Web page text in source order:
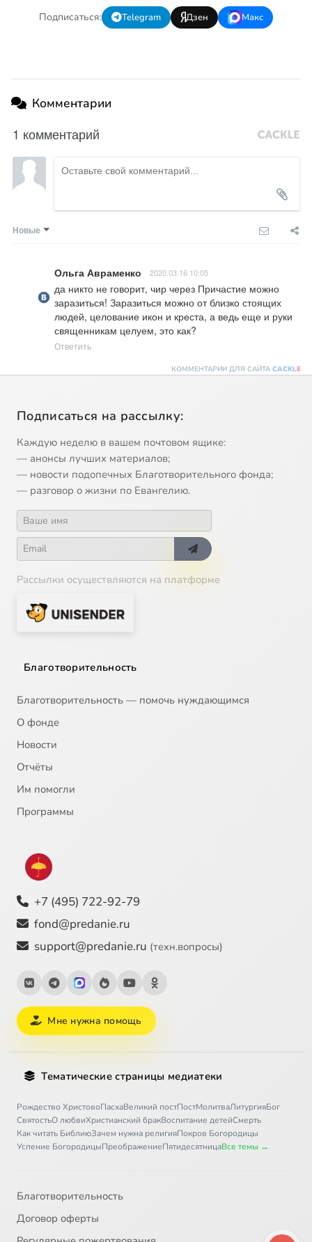
Подписаться: Telegram Дзен Макс
Комментарии
1 комментарий
Новые
Ольга Авраменко 2020.03.16 10:05
да никто не говорит, чир через Причастие можно
заразиться! Заразиться можно от близко стоящих
людей, целование икон и креста, а ведь еще и руки
священникам целуем, это как?
Ответить
КОММЕНТАРИИ ДЛЯ САЙТА CACKLE
Подписаться на рассылку:
Каждую неделю в вашем почтовом ящике:
— анонсы лучших материалов;
— новости подопечных Благотворительного фонда;
— разговор о жизни по Евангелию.
Рассылки осуществляются на платформе
Благотворительность
Благотворительность — помочь нуждающимся
О фонде
Новости
Отчёты
Им помогли
Программы
+7 (495) 722-92-79
fond@predanie.ru
support@predanie.ru (техн.вопросы)
Мне нужна помощь
Тематические страницы медиатеки
Рождество ХристовоПасхаВеликий постПостМолитваЛитургияБог
СвятостьО любвиХристианский бракВоспитание детейСмерть
Как читать БиблиюЗачем нужна религияПокров Богородицы
Успение БогородицыПреображениеПятидесятницаВсе темы →
Благотворительность
Договор оферты